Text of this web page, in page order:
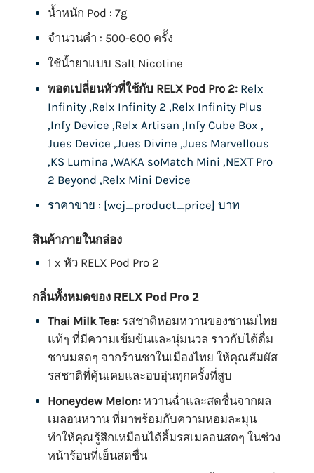
น้ำหนัก Pod : 7g
จำนวนคำ : 500-600 ครั้ง
ใช้น้ำยาแบบ Salt Nicotine
พอตเปลี่ยนหัวที่ใช้กับ RELX Pod Pro 2: Relx
Infinity,Relx Infinity 2 ,Relx Infinity Plus
,Infy Device ,Relx Artisan ,Infy Cube Box ,
Jues Device ,Jues Divine ,Jues Marvellous
,KS Lumina ,WAKA soMatch Mini ,NEXT Pro
2 Beyond ,Relx Mini Device
ราคาขาย : [wcj_product_price] บาท
สินค้าภายในกล่อง
1 x หัว RELX Pod Pro 2
กลิ่นทั้งหมดของ RELX Pod Pro 2
Thai Milk Tea:รสชาติหอมหวานของชานมไทย
แท้ๆ ที่มีความเข้มข้นและนุ่มนวล ราวกับได้ดื่ม
ชานมสดๆ จากร้านชาในเมืองไทย ให้คุณสัมผัส
รสชาติที่คุ้นเคยและอบอุ่นทุกครั้งที่สูบ
Honeydew Melon:หวานฉ่ำและสดชื่นจากผล
เมลอนหวาน ที่มาพร้อมกับความหอมละมุน
ทำให้คุณรู้สึกเหมือนได้ลิ้มรสเมลอนสดๆ ในช่วง
หน้าร้อนที่เย็นสดชื่น